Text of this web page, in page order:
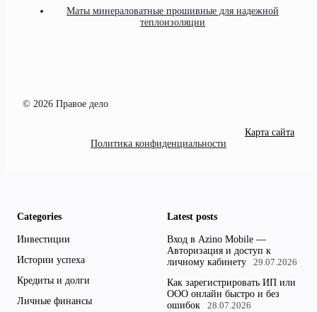
Маты минераловатные прошивные для надежной
теплоизоляции
© 2026 Правое дело
Карта сайта
Политика конфиденциальности
Categories
Инвестиции
Истории успеха
Кредиты и долги
Личные финансы
Latest posts
Вход в Azino Mobile —
Авторизация и доступ к
личному кабинету
29.07.2026
Как зарегистрировать ИП или
ООО онлайн быстро и без
ошибок
28.07.2026